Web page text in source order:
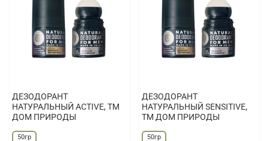
ДЕЗОДОРАНТ
НАТУРАЛЬНЫЙ ACTIVE, ТМ
ДОМ ПРИРОДЫ
50гр
ДЕЗОДОРАНТ
НАТУРАЛЬНЫЙ SENSITIVE,
ТМ ДОМ ПРИРОДЫ
50гр